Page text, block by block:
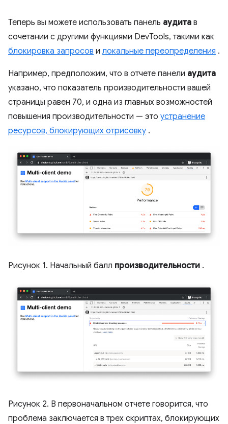
Теперь вы можете использовать панель аудита в
сочетании с другими функциями DevTools, такими как
блокировка запросов и локальные переопределения .
Например, предположим, что в отчете панели аудита
указано, что показатель производительности вашей
страницы равен 70, и одна из главных возможностей
повышения производительности — это устранение
ресурсов, блокирующих отрисовку .
Рисунок 1. Начальный балл производительности .
Рисунок 2. В первоначальном отчете говорится, что
проблема заключается в трех скриптах, блокирующих